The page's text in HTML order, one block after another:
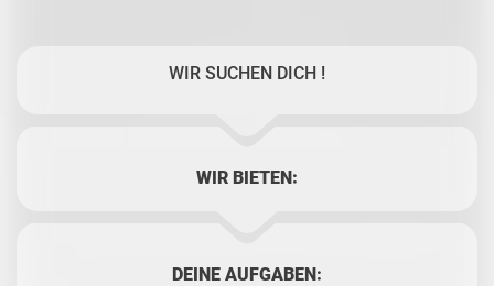
WIR SUCHEN DICH !
WIR BIETEN:
DEINE AUFGABEN: